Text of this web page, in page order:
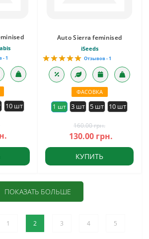
- 1
10 шт
Auto Sierra feminised
iSeeds
Отзывов - 1
ФАСОВКА
1 шт 3 шт 5 шт 10 шт
160.00 грн.
130.00 грн.
КУПИТЬ
ПОКАЗАТЬ БОЛЬШЕ
1 2 3 4 5